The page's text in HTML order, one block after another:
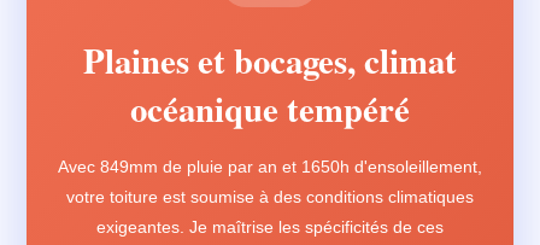
Plaines et bocages, climat
océanique tempéré
Avec 849mm de pluie par an et 1650h d'ensoleillement,
votre toiture est soumise à des conditions climatiques
exigeantes. Je maîtrise les spécificités de ces